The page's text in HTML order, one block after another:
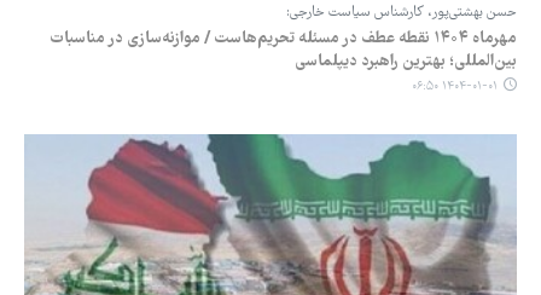
حسن بهشتی‌پور، کارشناس سیاست خارجی:
مهرماه ۱۴۰۴ نقطه عطف در مسئله تحریم‌هاست / موازنه‌سازی در مناسبات
بین‌المللی؛ بهترین راهبرد دیپلماسی
۱۴۰۴-۰۱-۰۱ ۰۶:۵۰